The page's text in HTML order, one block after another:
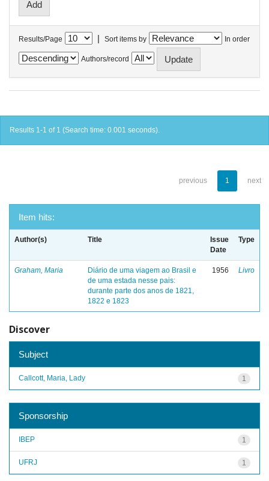
Results/Page | Sort items by In order
Authors/record
Results 1-1 of 1 (Search time: 0.001 seconds).
previous 1 next
Item hits:
Author(s) Title
Issue
Date
Type
Graham, Maria
Diário de uma viagem ao Brasil e
de uma estada nesse pais:
durante parte dos anos de 1821,
1822 e 1823
1956 Livro
Discover
Subject
1
Callcott, Maria, Lady
Sponsorship
1
IBEP
1
UFRJ